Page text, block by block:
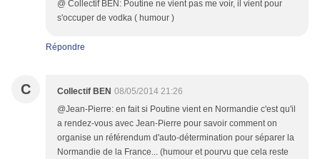
@ Collectif BEN: Poutine ne vient pas me voir, il vient pour
s'occuper de vodka ( humour )
Répondre
C Collectif BEN 08/05/2014 21:26
@Jean-Pierre: en fait si Poutine vient en Normandie c'est qu'il
a rendez-vous avec Jean-Pierre pour savoir comment on
organise un référendum d'auto-détermination pour séparer la
Normandie de la France... (humour et pourvu que cela reste